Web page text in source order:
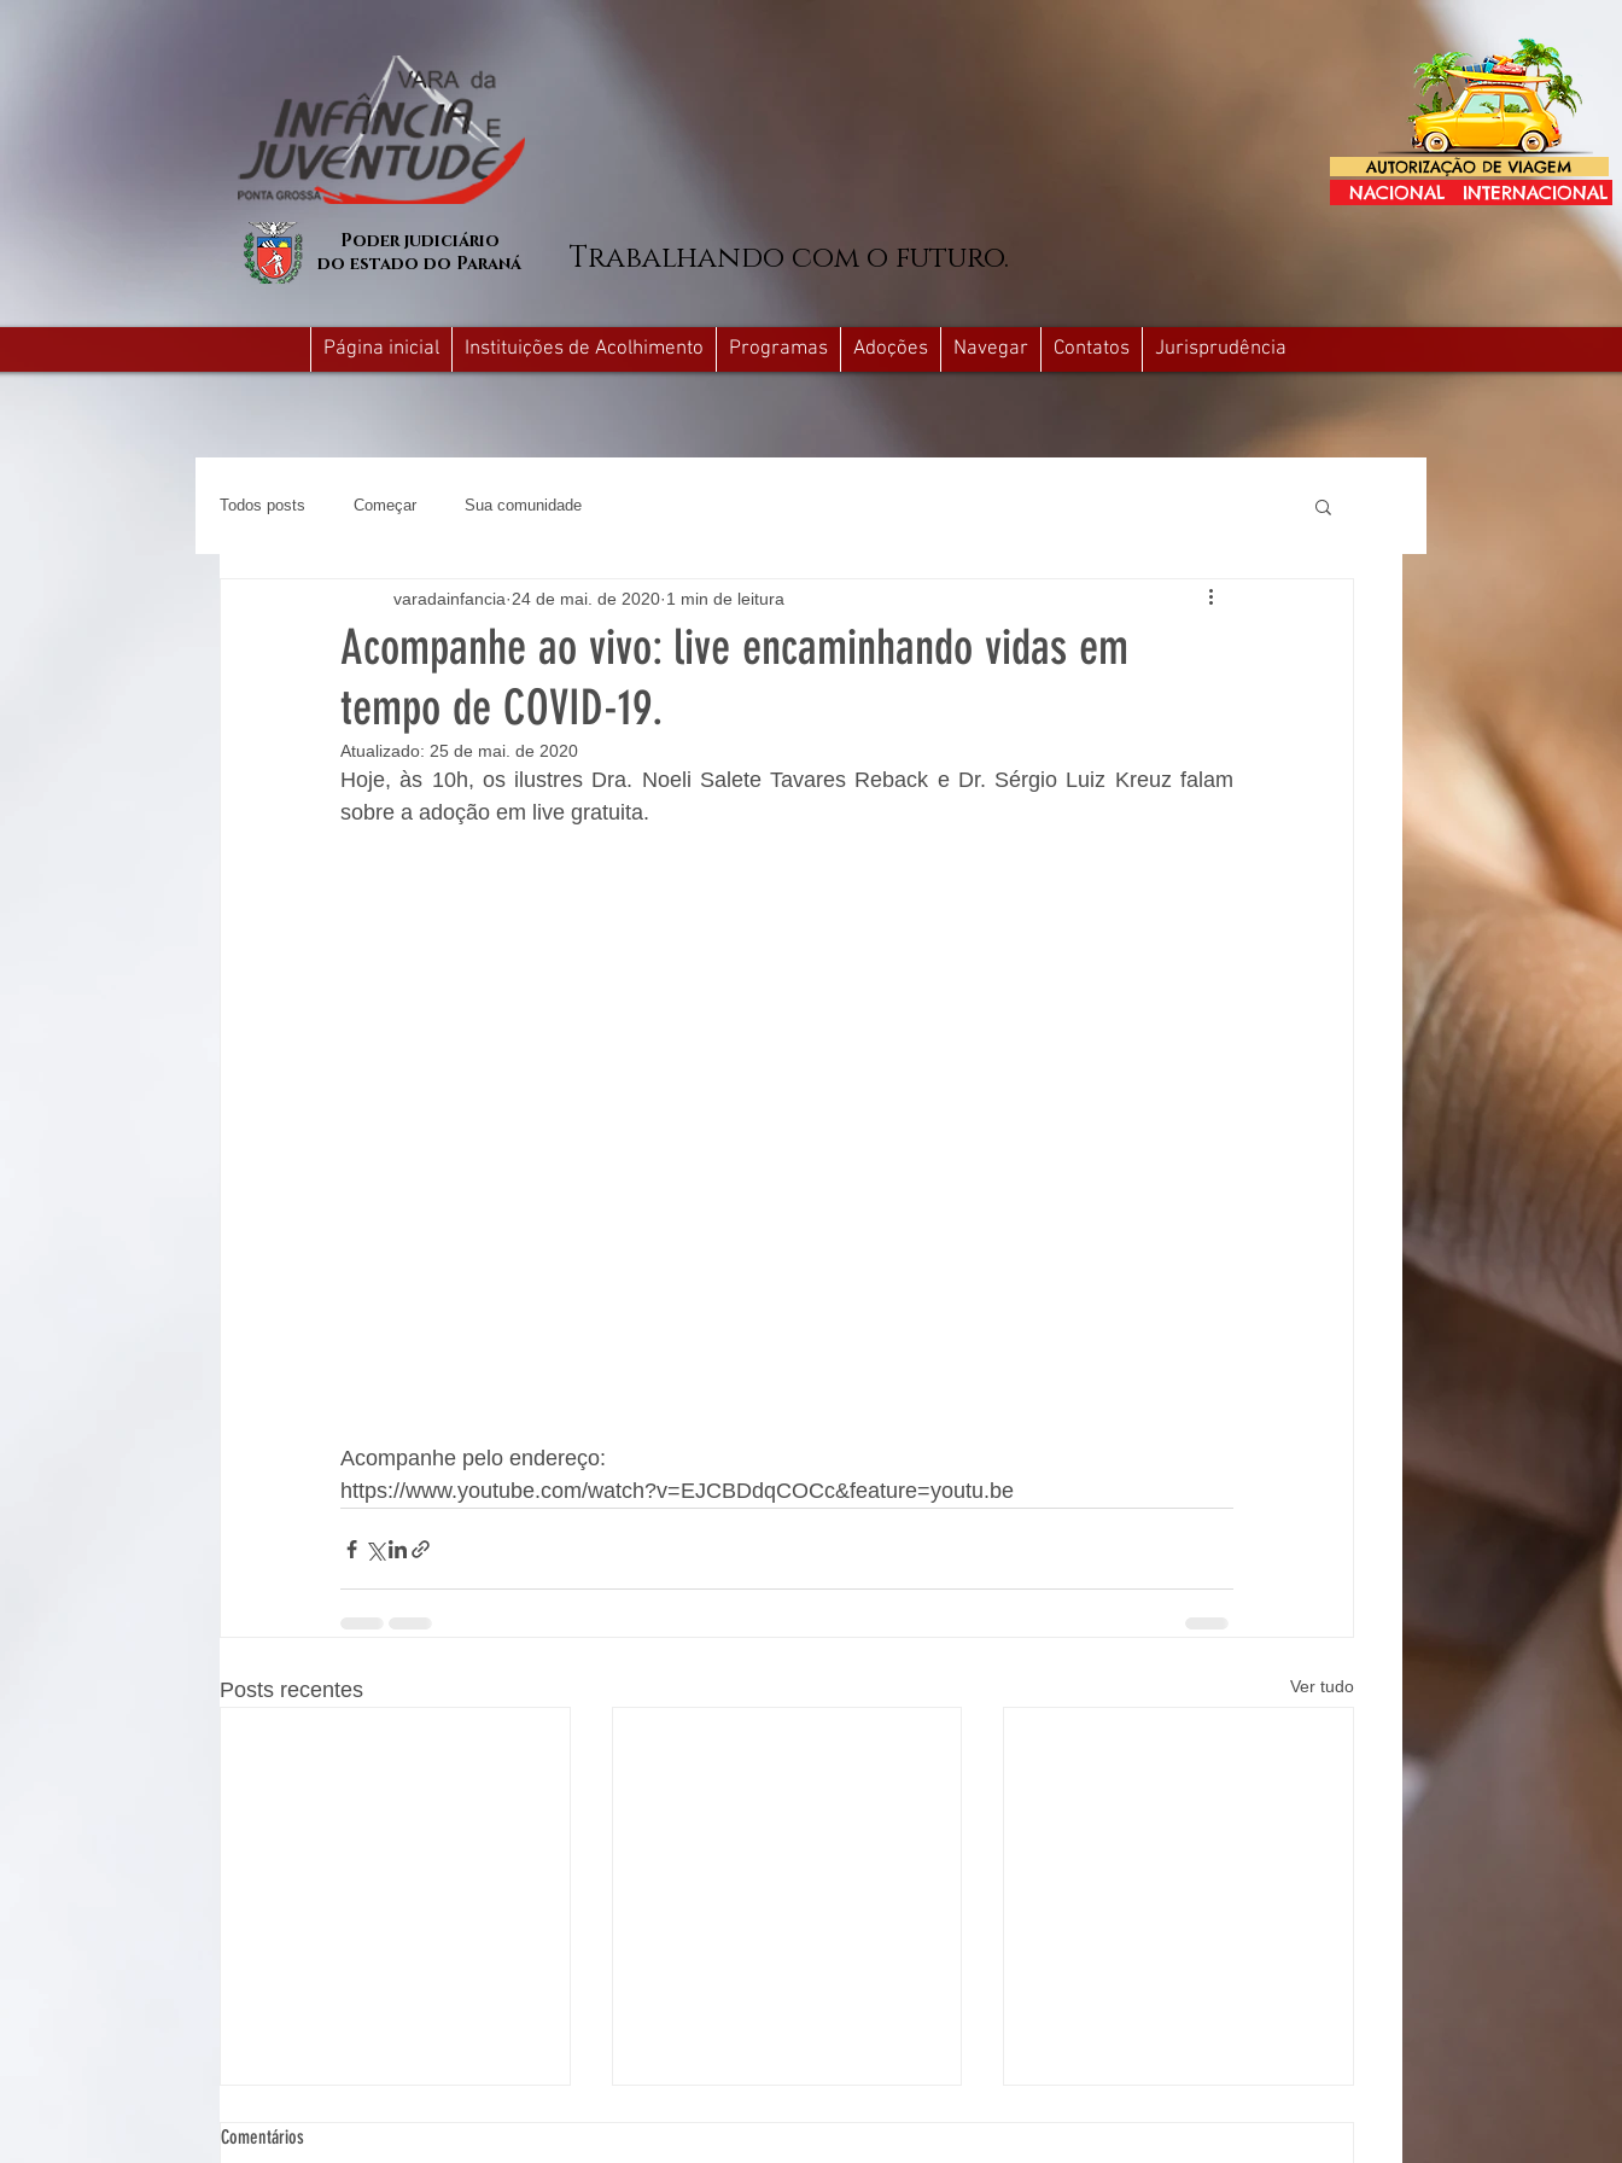
AUTORIZAÇÃO DE VIAGEM
NACIONAL INTERNACIONAL
Poder judiciário
do estado do Paraná
Trabalhando com o futuro.
Página inicial Instituições de Acolhimento Programas Adoções Navegar Contatos Jurisprudência
Todos posts Começar Sua comunidade
Acompanhe ao vivo: live encaminhando vidas em
tempo de COVID-19.
varadainfancia 24 de mai. de 2020 1 min de leitura
Atualizado: 25 de mai. de 2020
Hoje, às 10h, os ilustres Dra. Noeli Salete Tavares Reback e Dr. Sérgio Luiz Kreuz falam
sobre a adoção em live gratuita.
Acompanhe pelo endereço:
https://www.youtube.com/watch?v=EJCBDdqCOCc&feature=youtu.be
Posts recentes Ver tudo
Comentários